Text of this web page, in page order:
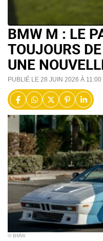
BMW M : LE
TOUJOURS
UNE
PUBLIÉ LE 28 JUIN 2026 À 11:00
© BMW